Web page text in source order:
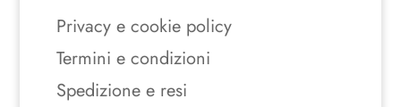
Privacy e cookie policy
Termini e condizioni
Spedizione e resi